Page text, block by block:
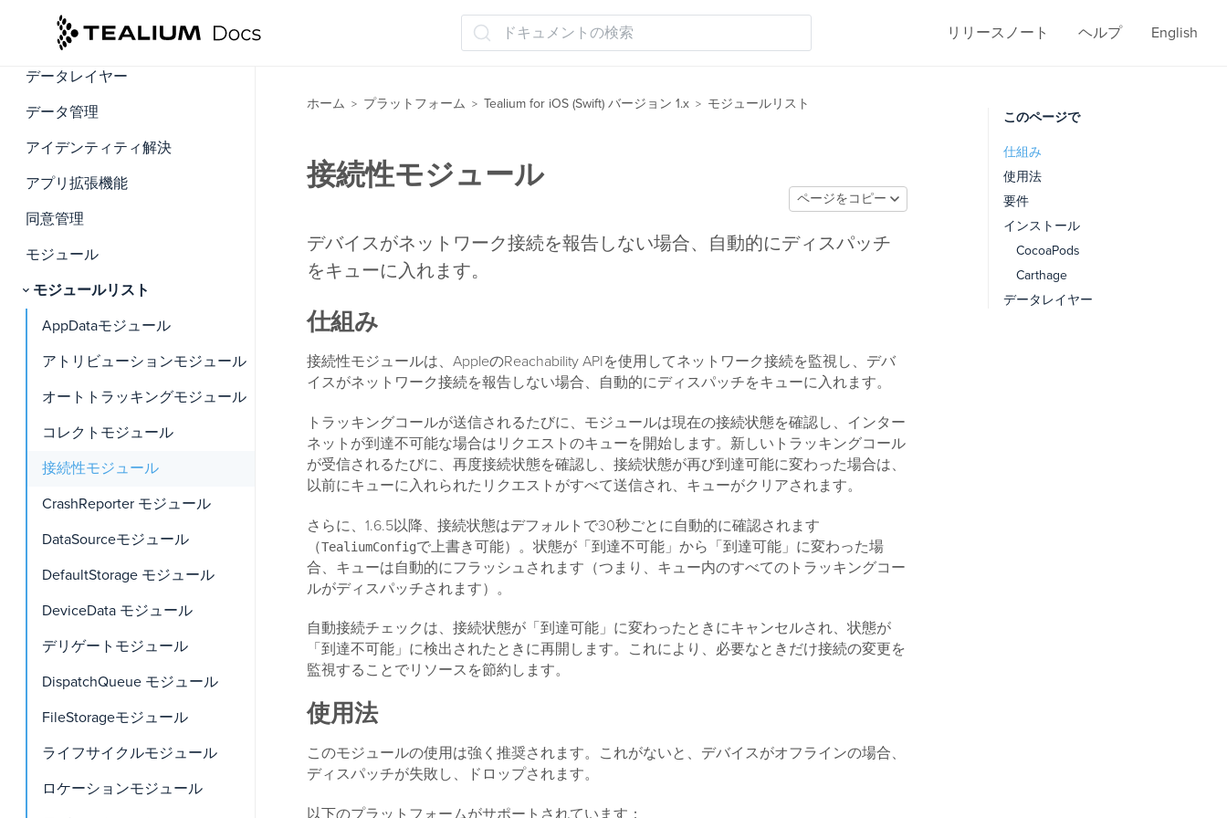
ドキュメントの検索 リリースノート ヘルプ English
トラッキング
データレイヤー
データ管理
アイデンティティ解決
アプリ拡張機能
同意管理
モジュール
モジュールリスト
AppDataモジュール
アトリビューションモジュール
オートトラッキングモジュール
コレクトモジュール
接続性モジュール
CrashReporter モジュール
DataSourceモジュール
DefaultStorage モジュール
DeviceData モジュール
デリゲートモジュール
DispatchQueue モジュール
FileStorageモジュール
ライフサイクルモジュール
ロケーションモジュール
ホーム > プラットフォーム > Tealium for iOS (Swift) バージョン 1.x > モジュールリスト
接続性モジュール
ページをコピー
デバイスがネットワーク接続を報告しない場合、自動的にディスパッチ
をキューに入れます。
仕組み
接続性モジュールは、AppleのReachability APIを使用してネットワーク接続を監視し、デバ
イスがネットワーク接続を報告しない場合、自動的にディスパッチをキューに入れます。
トラッキングコールが送信されるたびに、モジュールは現在の接続状態を確認し、インター
ネットが到達不可能な場合はリクエストのキューを開始します。新しいトラッキングコール
が受信されるたびに、再度接続状態を確認し、接続状態が再び到達可能に変わった場合は、
以前にキューに入れられたリクエストがすべて送信され、キューがクリアされます。
さらに、1.6.5以降、接続状態はデフォルトで30秒ごとに自動的に確認されます
（TealiumConfigで上書き可能）。状態が「到達不可能」から「到達可能」に変わった場
合、キューは自動的にフラッシュされます（つまり、キュー内のすべてのトラッキングコー
ルがディスパッチされます）。
自動接続チェックは、接続状態が「到達可能」に変わったときにキャンセルされ、状態が
「到達不可能」に検出されたときに再開します。これにより、必要なときだけ接続の変更を
監視することでリソースを節約します。
使用法
このモジュールの使用は強く推奨されます。これがないと、デバイスがオフラインの場合、
ディスパッチが失敗し、ドロップされます。
以下のプラットフォームがサポートされています：
このページで
仕組み
使用法
要件
インストール
CocoaPods
Carthage
データレイヤー